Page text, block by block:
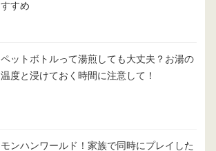
すすめ
ペットボトルって湯煎しても大丈夫？お湯の
温度と浸けておく時間に注意して！
モンハンワールド！家族で同時にプレイした